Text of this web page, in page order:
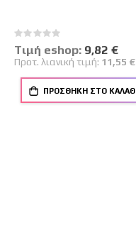
Rating:
0%
Tιμή eshop: Ειδική
Τιμή
9,82 €
Προτ. λιανική τιμή: 11,55 €
ΠΡΟΣΘΉΚΗ ΣΤΟ ΚΑΛΆΘΙ